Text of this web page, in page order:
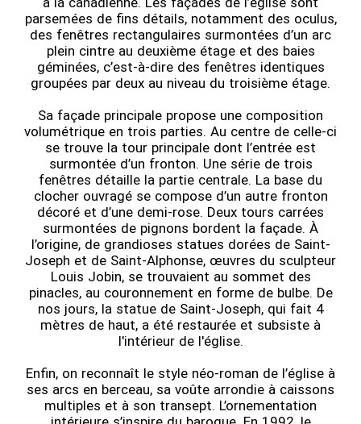
parsemées de fins détails, notamment des oculus,
des fenêtres rectangulaires surmontées d’un arc
plein cintre au deuxième étage et des baies
géminées, c’est-à-dire des fenêtres identiques
groupées par deux au niveau du troisième étage.
Sa façade principale propose une composition
volumétrique en trois parties. Au centre de celle-ci
se trouve la tour principale dont l’entrée est
surmontée d’un fronton. Une série de trois
fenêtres détaille la partie centrale. La base du
clocher ouvragé se compose d’un autre fronton
décoré et d’une demi-rose. Deux tours carrées
surmontées de pignons bordent la façade. À
l’origine, de grandioses statues dorées de Saint-
Joseph et de Saint-Alphonse, œuvres du sculpteur
Louis Jobin, se trouvaient au sommet des
pinacles, au couronnement en forme de bulbe. De
nos jours, la statue de Saint-Joseph, qui fait 4
mètres de haut, a été restaurée et subsiste à
l'intérieur de l'église.
Enfin, on reconnaît le style néo-roman de l’église à
ses arcs en berceau, sa voûte arrondie à caissons
multiples et à son transept. L’ornementation